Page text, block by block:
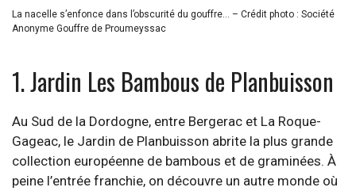
La nacelle s’enfonce dans l’obscurité du gouffre… – Crédit photo : Société
Anonyme Gouffre de Proumeyssac
1. Jardin Les Bambous de Planbuisson
Au Sud de la Dordogne, entre Bergerac et La Roque-
Gageac, le Jardin de Planbuisson abrite la plus grande
collection européenne de bambous et de graminées. À
peine l’entrée franchie, on découvre un autre monde où